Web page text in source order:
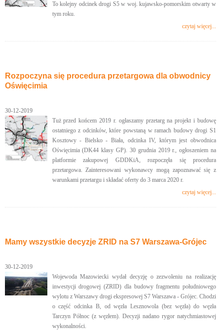
To kolejny odcinek drogi S5 w woj. kujawsko-pomorskim otwarty w
tym roku.
czytaj więcej...
Rozpoczyna się procedura przetargowa dla obwodnicy
Oświęcimia
30-12-2019
Tuż przed końcem 2019 r. ogłaszamy przetarg na projekt i budowę
ostatniego z odcinków, które powstaną w ramach budowy drogi S1
Kosztowy - Bielsko - Biała, odcinka IV, którym jest obwodnica
Oświęcimia (DK44 klasy GP). 30 grudnia 2019 r., ogłoszeniem na
platformie zakupowej GDDKiA, rozpoczęła się procedura
przetargowa. Zainteresowani wykonawcy mogą zapoznawać się z
warunkami przetargu i składać oferty do 3 marca 2020 r.
czytaj więcej...
Mamy wszystkie decyzje ZRID na S7 Warszawa-Grójec
30-12-2019
Wojewoda Mazowiecki wydał decyzję o zezwoleniu na realizację
inwestycji drogowej (ZRID) dla budowy fragmentu południowego
wylotu z Warszawy drogi ekspresowej S7 Warszawa - Grójec. Chodzi
o część odcinka B, od węzła Lesznowola (bez węzła) do węzła
Tarczyn Północ (z węzłem). Decyzji nadano rygor natychmiastowej
wykonalności.